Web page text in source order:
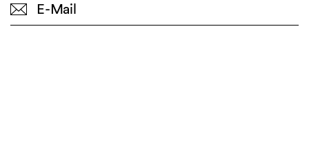
E-Mail